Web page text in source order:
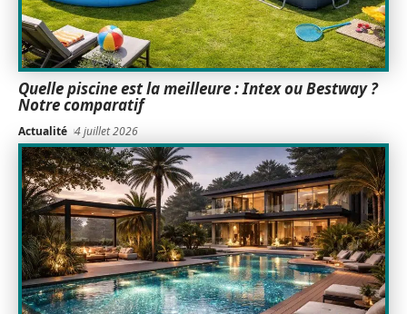
Quelle piscine est la meilleure : Intex ou Bestway ?
Notre comparatif
Actualité 4 juillet 2026